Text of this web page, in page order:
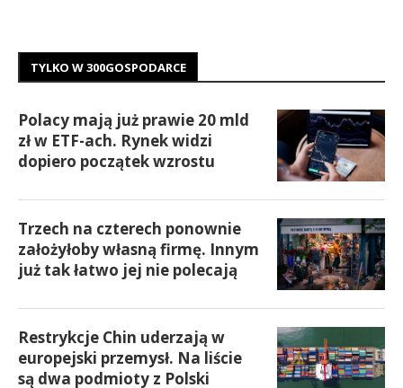
TYLKO W 300GOSPODARCE
Polacy mają już prawie 20 mld
zł w ETF-ach. Rynek widzi
dopiero początek wzrostu
Trzech na czterech ponownie
założyłoby własną firmę. Innym
już tak łatwo jej nie polecają
Restrykcje Chin uderzają w
europejski przemysł. Na liście
są dwa podmioty z Polski